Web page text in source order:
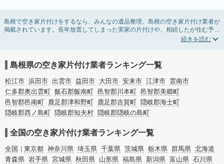
島根で空き家片付けをするなら、みんなの遺品整理。島根の空き家片付け業者が
掲載されています。長年放置してしまった実家の片付けや、相続したが住む予定
のない親の家の不用品の処分・回収・引き取りまで対応しています。島根の空き
また家一軒まるごとの掃除方法・空家対策特別措置法の法改正に伴う空き家の片
付けについての情報も豊富です。
島根県の空き家片付け業者ランキング一覧
松江市 浜田市 出雲市 益田市 大田市 安来市 江津市 雲南市
仁多郡奥出雲町 飯石郡飯南町 邑智郡川本町 邑智郡美郷町
邑智郡邑南町 鹿足郡津和野町 鹿足郡吉賀町 隠岐郡海士町
隠岐郡西ノ島町 隠岐郡知夫村 隠岐郡隠岐の島町
全国の空き家片付け業者ランキング一覧
全国 東京都 神奈川県 埼玉県 千葉県 茨城県 栃木県 群馬県 北海道
青森県 岩手県 宮城県 秋田県 山形県 福島県 新潟県 富山県 石川県